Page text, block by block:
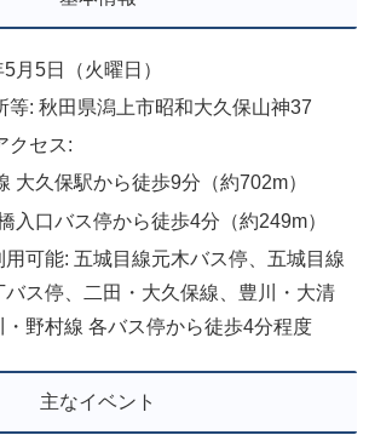
月5日（火曜日）
等: 秋田県潟上市昭和大久保山神37
クセス:
大久保駅から徒歩9分（約702m）
入口バス停から徒歩4分（約249m）
用可能: 五城目線元木バス停、五城目線
バス停、二田・大久保線、豊川・大清
・野村線 各バス停から徒歩4分程度
主なイベント